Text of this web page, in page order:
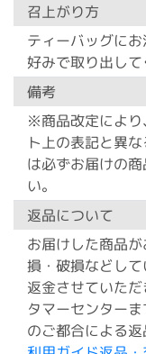
召上がり方
ティーバッグに
好みで取り出して
備考
※商品改定により
ト上の表記と異
は必ずお届けの
い。
返品について
お届けした商品
損・破損などし
返金させていた
タマーセンター
のご都合による